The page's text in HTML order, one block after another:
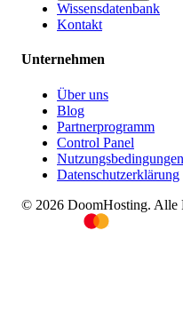
Wissensdatenbank
Kontakt
Unternehmen
Über uns
Blog
Partnerprogramm
Control Panel
Nutzungsbedingungen
Datenschutzerklärung
© 2026 DoomHosting. Alle